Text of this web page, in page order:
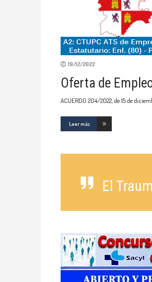
19/12/2022
Oferta de
ACUERDO 204/2022, de 15 de
Leer más
El